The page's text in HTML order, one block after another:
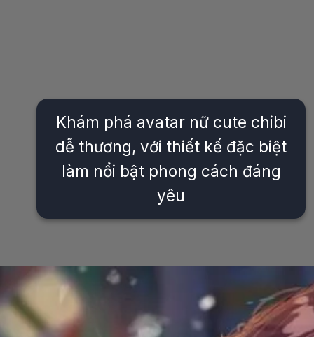
Khám phá avatar nữ cute chibi
dễ thương, với thiết kế đặc biệt
làm nổi bật phong cách đáng
yêu
Đang mở https://issiloo.edu.vn/avatar-anime